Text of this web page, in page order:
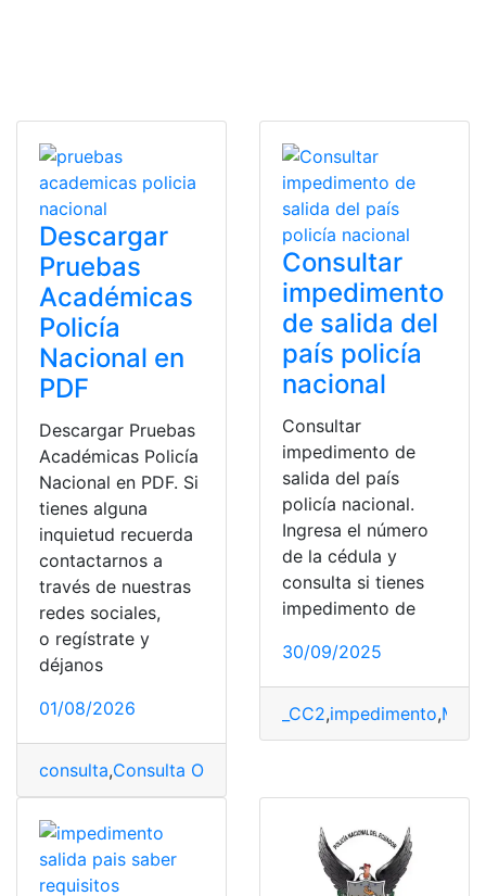
Descargar
Pruebas
Académicas
Policía
Nacional en
PDF
Descargar Pruebas
Académicas Policía
Nacional en PDF. Si
tienes alguna
inquietud recuerda
contactarnos a
través de nuestras
redes sociales,
o regístrate y
déjanos
01/08/2026
consulta,Consulta Online
Consultar
impedimento
de salida del
país policía
nacional
Consultar
impedimento de
salida del país
policía nacional.
Ingresa el número
de la cédula y
consulta si tienes
impedimento de
30/09/2025
_CC2,impedimento,